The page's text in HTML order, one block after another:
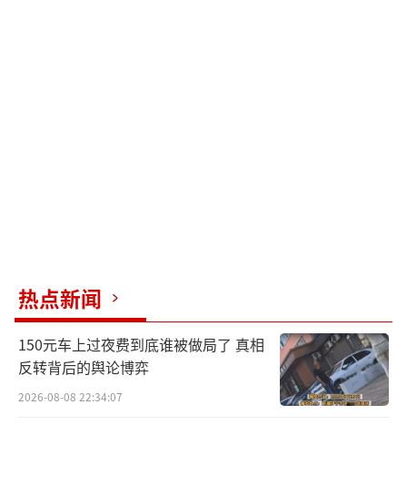
热点新闻
150元车上过夜费到底谁被做局了 真相
反转背后的舆论博弈
2026-08-08 22:34:07